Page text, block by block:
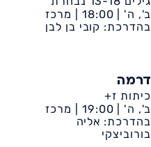
ב', ה' | 18:00 |
מרכז
קהילתי דיונה
בהדרכת: קובי בן לבן
דרמה
כיתות ז+
ב', ה' | 19:00 |
מרכז
קהילתי דיונה
בהדרכת: אליה
בורוביצקי